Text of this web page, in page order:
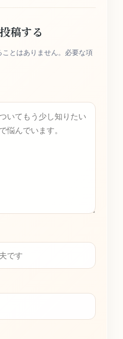
稿する
ことはありません。必要な項